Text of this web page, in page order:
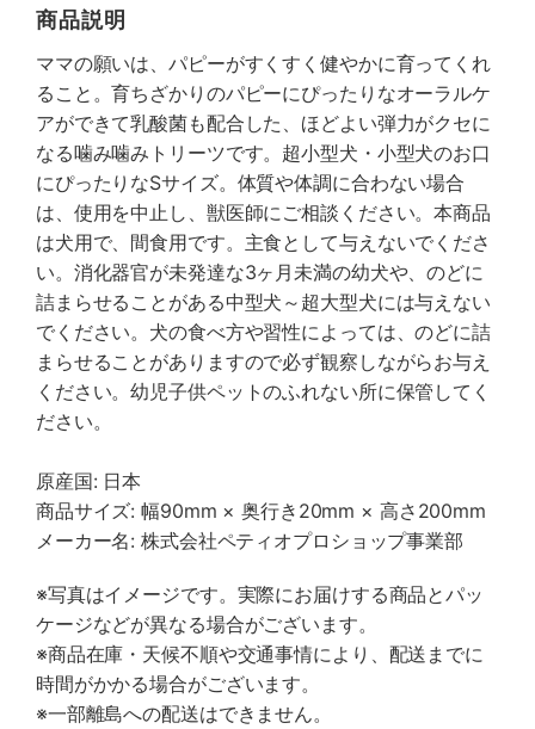
商品説明
ママの願いは、パピーがすくすく健やかに育ってくれ
ること。育ちざかりのパピーにぴったりなオーラルケ
アができて乳酸菌も配合した、ほどよい弾力がクセに
なる噛み噛みトリーツです。超小型犬・小型犬のお口
にぴったりなSサイズ。体質や体調に合わない場合
は、使用を中止し、獣医師にご相談ください。本商品
は犬用で、間食用です。主食として与えないでくださ
い。消化器官が未発達な3ヶ月未満の幼犬や、のどに
詰まらせることがある中型犬～超大型犬には与えない
でください。犬の食べ方や習性によっては、のどに詰
まらせることがありますので必ず観察しながらお与え
ください。幼児子供ペットのふれない所に保管してく
ださい。
原産国: 日本
商品サイズ: 幅90mm × 奥行き20mm × 高さ200mm
メーカー名: 株式会社ペティオプロショップ事業部
※写真はイメージです。実際にお届けする商品とパッ
ケージなどが異なる場合がございます。
※商品在庫・天候不順や交通事情により、配送までに
時間がかかる場合がございます。
※一部離島への配送はできません。